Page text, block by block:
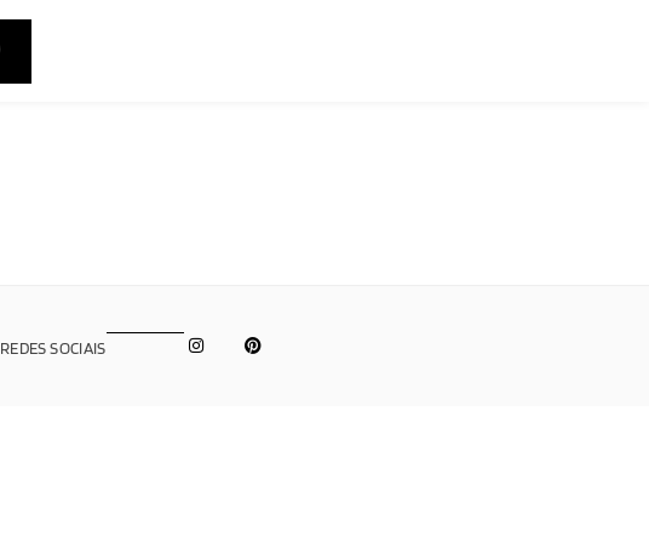
REDES SOCIAIS